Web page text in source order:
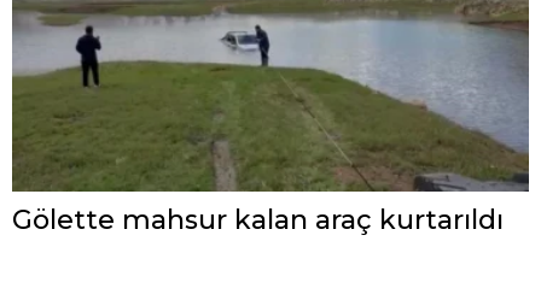
Gölette mahsur kalan araç kurtarıldı